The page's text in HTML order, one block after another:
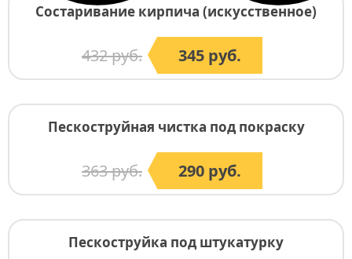
Состаривание кирпича (искусственное)
432 руб. 345 руб.
Пескоструйная чистка под покраску
363 руб. 290 руб.
Пескоструйка под штукатурку